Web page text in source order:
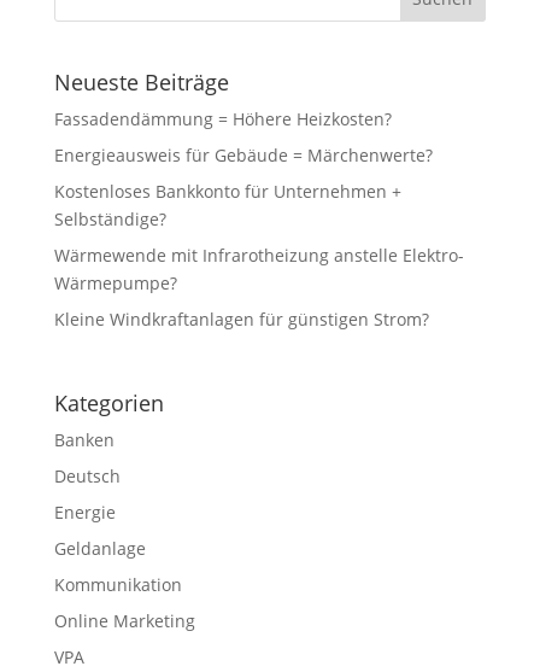
Neueste Beiträge
Fassadendämmung = Höhere Heizkosten?
Energieausweis für Gebäude = Märchenwerte?
Kostenloses Bankkonto für Unternehmen +
Selbständige?
Wärmewende mit Infrarotheizung anstelle Elektro-
Wärmepumpe?
Kleine Windkraftanlagen für günstigen Strom?
Kategorien
Banken
Deutsch
Energie
Geldanlage
Kommunikation
Online Marketing
VPA